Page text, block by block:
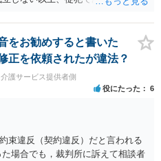
で成立するような犯罪はないでし
。おそらく薬物の検査はあるかも
いでしょう。
をお勧めすると書いた
正を依頼されたが違法？
護サービス提供者側
役にたった 6
束違反（契約違反）だと言われる
場合でも，裁判所に訴えて相談者